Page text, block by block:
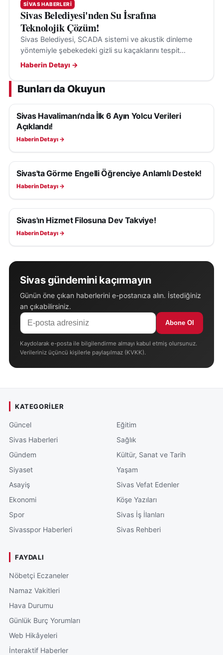
SIVAS HABERLERI
Sivas Belediyesi'nden Su İsrafına
Teknolojik Çözüm!
Sivas Belediyesi, SCADA sistemi ve akustik dinleme
yöntemiyle şebekedeki gizli su kaçaklarını tespit
ederek su kayıplarının önüne geçiyor.
Haberin Detayı →
Bunları da Okuyun
SIVAS HABERLERI
Sivas Havalimanı'nda İlk 6 Ayın Yolcu Verileri
Açıklandı!
Haberin Detayı →
SIVAS HABERLERI
Sivas'ta Görme Engelli Öğrenciye Anlamlı Destek!
Haberin Detayı →
SIVAS HABERLERI
Sivas'ın Hizmet Filosuna Dev Takviye!
Haberin Detayı →
Sivas gündemini kaçırmayın
Günün öne çıkan haberlerini e-postanıza alın. İstediğiniz
an çıkabilirsiniz.
Abone Ol
Kaydolarak e-posta ile bilgilendirme almayı kabul etmiş olursunuz.
Verileriniz üçüncü kişilerle paylaşılmaz (KVKK).
KATEGORILER
Güncel
Sivas Haberleri
Gündem
Siyaset
Asayiş
Ekonomi
Spor
Sivasspor Haberleri
Eğitim
Sağlık
Kültür, Sanat ve Tarih
Yaşam
Sivas Vefat Edenler
Köşe Yazıları
Sivas İş İlanları
Sivas Rehberi
FAYDALI
Nöbetçi Eczaneler
Namaz Vakitleri
Hava Durumu
Günlük Burç Yorumları
Web Hikâyeleri
İnteraktif Haberler